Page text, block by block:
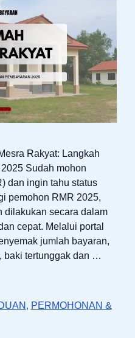
Rakyat: Langkah
Sudah mohon
dan ingin tahu status
pemohon RMR 2025,
dilakukan secara dalam
cepat. Melalui portal
jumlah bayaran,
baki tertunggak dan …
, PERMOHONAN &